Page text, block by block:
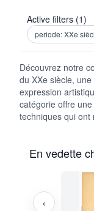
Active filters (1)
periode: XXe
Découvrez notre
du XXe siècle,
expression
catégorie offre
techniques qui ont
En vedette
‹